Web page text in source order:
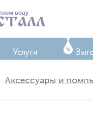
Услуги
Аксессуары и